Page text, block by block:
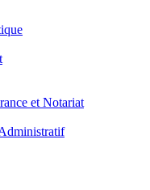
et Notariat